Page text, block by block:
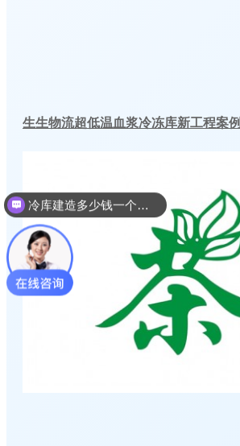
生生物流超低温血浆冷冻库新工程案例
冷库建造多少钱一个平方